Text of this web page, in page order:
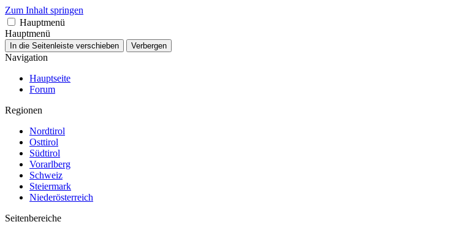
Zum Inhalt springen
Hauptmenü
Hauptmenü
In die Seitenleiste verschieben Verbergen
Navigation
Hauptseite
Forum
Regionen
Nordtirol
Osttirol
Südtirol
Vorarlberg
Schweiz
Steiermark
Niederösterreich
Seitenbereiche